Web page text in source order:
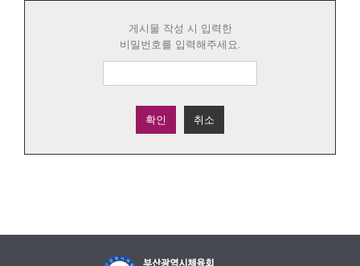
게시물 작성 시 입력한
비밀번호를 입력해주세요.
확인 취소